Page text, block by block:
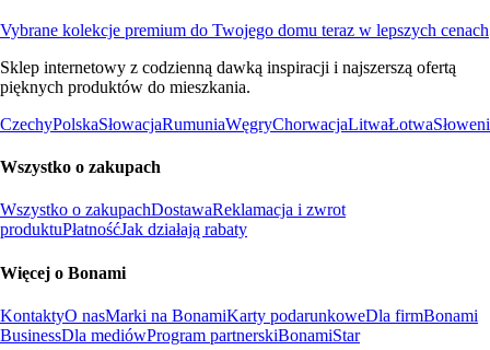
Vybrane kolekcje premium do Twojego domu teraz w lepszych cenach
Sklep internetowy z codzienną dawką inspiracji i najszerszą ofertą
pięknych produktów do mieszkania.
CzechyPolskaSłowacjaRumuniaWęgryChorwacjaLitwaŁotwa
Wszystko o zakupach
Wszystko o zakupachDostawaReklamacja i zwrot
produktuPłatnośćJak działają rabaty
Więcej o Bonami
KontaktyO nasMarki na BonamiKarty podarunkoweDla firmBonami
BusinessDla mediówProgram partnerskiBonamiStar